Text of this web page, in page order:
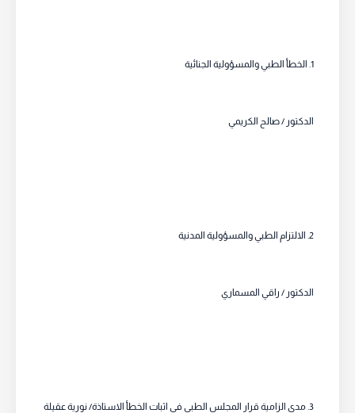
1. الخطأ الطبي والمسؤولية الجنائية
الدكتور / صالح الكريمي
2. الالتزام الطبي والمسؤولية المدنية
الدكتور / راقي المسماري
3. مدى الزامية قرار المجلس الطبي في اثبات الخطأ الاستاذة/ نورية عقيلة